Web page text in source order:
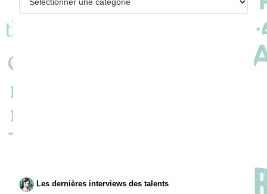
Les dernières interviews des talents